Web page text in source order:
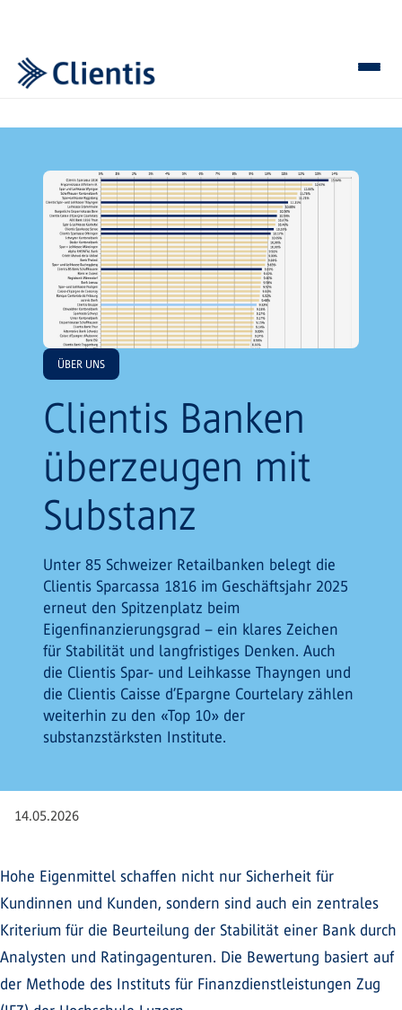
ÜBER UNS
Clientis Banken
überzeugen mit
Substanz
Unter 85 Schweizer Retailbanken belegt die
Clientis Sparcassa 1816 im Geschäftsjahr 2025
erneut den Spitzenplatz beim
Eigenfinanzierungsgrad – ein klares Zeichen
für Stabilität und langfristiges Denken. Auch
die Clientis Spar- und Leihkasse Thayngen und
die Clientis Caisse d’Epargne Courtelary zählen
weiterhin zu den «Top 10» der
substanzstärksten Institute.
14.05.2026
Hohe Eigenmittel schaffen nicht nur Sicherheit für
Kundinnen und Kunden, sondern sind auch ein zentrales
Kriterium für die Beurteilung der Stabilität einer Bank durch
Analysten und Ratingagenturen. Die Bewertung basiert auf
der Methode des Instituts für Finanzdienstleistungen Zug